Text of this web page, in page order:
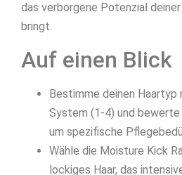
das verborgene Potenzial
bringt.
Auf einen Blick
Bestimme deinen Haartyp
System (1-4) und
um spezifische
Wähle die Moisture Kick
lockiges Haar, das